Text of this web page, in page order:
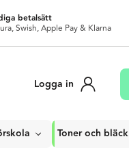
betalsätt
Swish, Apple Pay & Klarna
Logga in
Toner och bläck